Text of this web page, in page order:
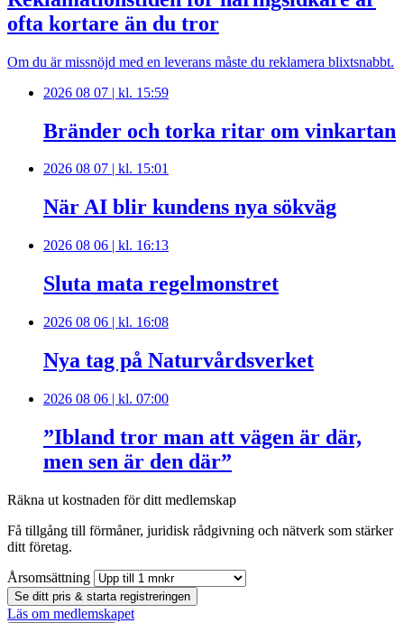
ofta kortare än du tror
Om du är missnöjd med en leverans måste du reklamera blixtsnabbt.
2026 08 07 | kl. 15:59
Bränder och torka ritar om vinkartan
2026 08 07 | kl. 15:01
När AI blir kundens nya sökväg
2026 08 06 | kl. 16:13
Sluta mata regelmonstret
2026 08 06 | kl. 16:08
Nya tag på Naturvårdsverket
2026 08 06 | kl. 07:00
”Ibland tror man att vägen är där,
men sen är den där”
Räkna ut kostnaden för ditt medlemskap
Få tillgång till förmåner, juridisk rådgivning och nätverk som stärker
ditt företag.
Årsomsättning
Se ditt pris & starta registreringen
Läs om medlemskapet